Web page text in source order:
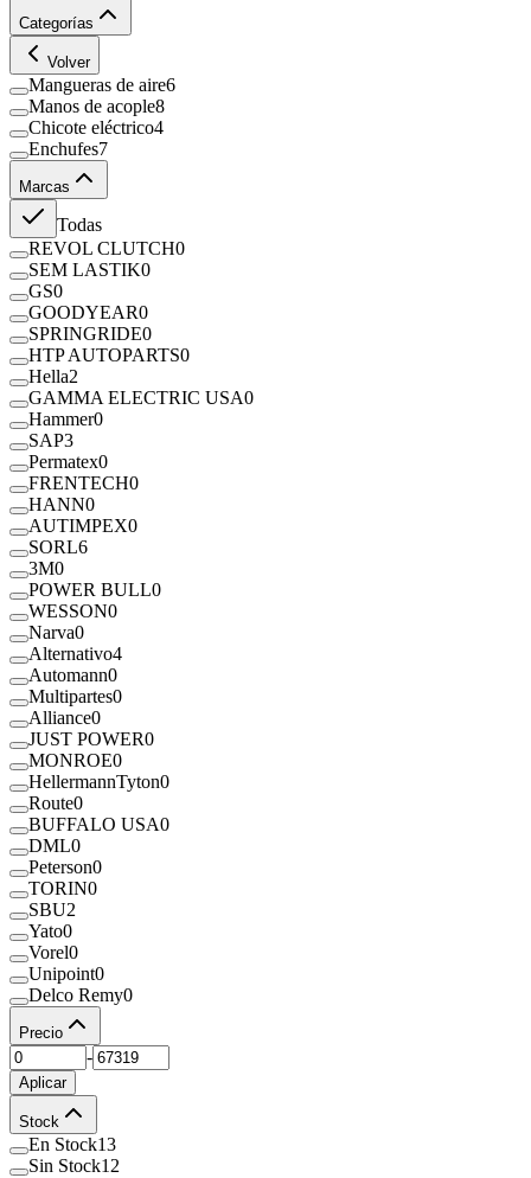
Categorías
Volver
Mangueras de aire6
Manos de acople8
Chicote eléctrico4
Enchufes7
Marcas
Todas
REVOL CLUTCH0
SEM LASTIK0
GS0
GOODYEAR0
SPRINGRIDE0
HTP AUTOPARTS0
Hella2
GAMMA ELECTRIC USA0
Hammer0
SAP3
Permatex0
FRENTECH0
HANN0
AUTIMPEX0
SORL6
3M0
POWER BULL0
WESSON0
Narva0
Alternativo4
Automann0
Multipartes0
Alliance0
JUST POWER0
MONROE0
HellermannTyton0
Route0
BUFFALO USA0
DML0
Peterson0
TORIN0
SBU2
Yato0
Vorel0
Unipoint0
Delco Remy0
Precio
-
Aplicar
Stock
En Stock13
Sin Stock12